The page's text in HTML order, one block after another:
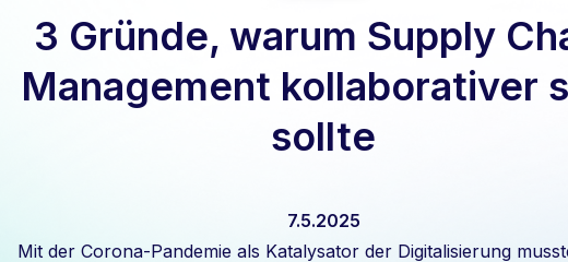
3 Gründe, warum Supply
Management kollaborativer
sollte
7.5.2025
Mit der Corona-Pandemie als Katalysator der Digitalisierung